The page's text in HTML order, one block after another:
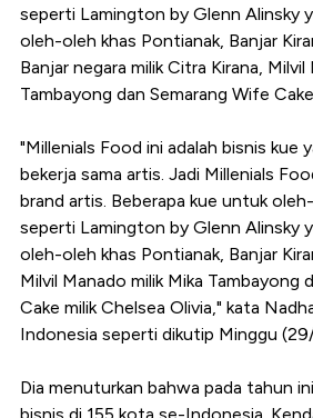
seperti Lamington by Glenn Alinsky
oleh-oleh khas Pontianak, Banjar
Banjar negara milik Citra Kirana, Milvil
Tambayong dan Semarang Wife
"Millenials Food ini adalah bisnis kue
bekerja sama artis. Jadi Millenials
brand artis. Beberapa kue untuk
seperti Lamington by Glenn Alinsky
oleh-oleh khas Pontianak, Banjar
Milvil Manado milik Mika Tambayong
Cake milik Chelsea Olivia," kata
Indonesia seperti dikutip Minggu
Dia menuturkan bahwa pada tahun